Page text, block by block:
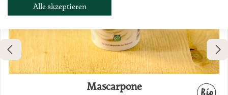
Alle akzeptieren
Mascarpone